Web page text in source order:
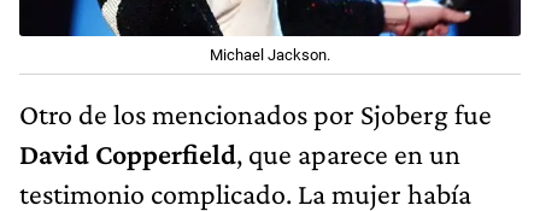
Michael Jackson.
Otro de los mencionados por Sjoberg fue
David Copperfield, que aparece en un
testimonio complicado. La mujer había